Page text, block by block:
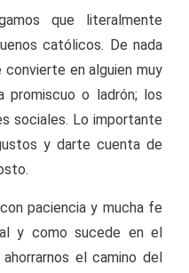
que literalmente
católicos. De nada
en alguien muy
promiscuo o ladrón; los
sociales. Lo importante
y darte cuenta de
paciencia y mucha fe
y como sucede en el
el camino del